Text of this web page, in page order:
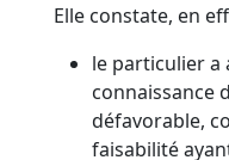
Elle constate, en
le particulier a
connaissance
défavorable,
faisabilité